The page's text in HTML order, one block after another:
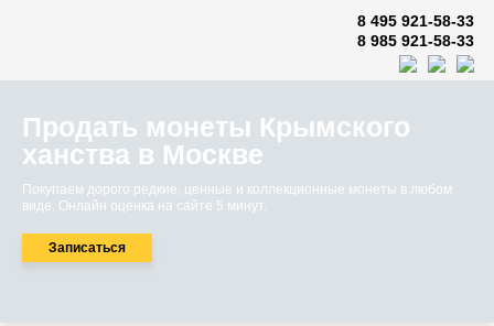
8 495 921-58-33
8 985 921-58-33
Продать монеты Крымского
ханства в Москве
Покупаем дорого редкие, ценные и коллекционные монеты в любом
виде. Онлайн оценка на сайте 5 минут.
Записаться